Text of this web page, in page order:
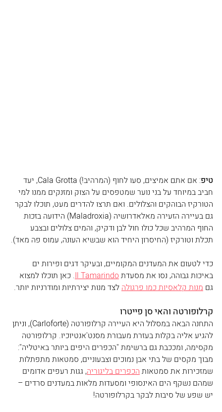
טיפ
: אם אתם אמיצים, סעו לחוף (המרהיב!) Cala Grotta, יעד
חביב במיוחד על בני נוער שמטפסים על הצוק ומזנקים ממנו למי
הטורקיז הבוהקים והצלולים. ואם תרצו להדרים מעט, תוכלו לבקר
גם בעיירה הזעירה מאלאדרושיה (Maladroxia) הידועה בזכות
החוף המרהיב שכל כולו חול לבן ודקיק, והמים צלולים ובצבע
תכלת וטורקיז (החיסרון היחיד הוא שבשיא העונה, עמוס פה מאד).
כדי לטעום את המעדנים המקומיים, ובעיקר דגים ופירות ים
באיכות גבוהה, נסו את מסעדת Il Tamarindo. כאן תוכלו למצוא
גם מנות קלאסיות כמו פרגולה לצד מנות יצירתיות ומודרניות יותר.
קרלופורטה והאי סן פייטרו
התחנה הבאה במסלול היא העיירה קרלופורטה (Carloforte), וניתן
להגיע אליה בקלות בעזרת מעבורת מסנט'אנטיוכיו. קרלופורטה
מקסימה, ומככבת גם ברשימת "הכפרים היפים ביותר באיטליה":
מבוך מקסים של בתי אבן נמוכים וצבעוניים, סמטאות מתפתלות
שמזכירות את סמטאות הכפרים בליגוריה, גגות רעפים אדומים
שמהם נשקף הים האינסופי ומסעדות מלאות במעדנים סרדים –
יש שפע של סיבות לבקר בקרלופורטה!